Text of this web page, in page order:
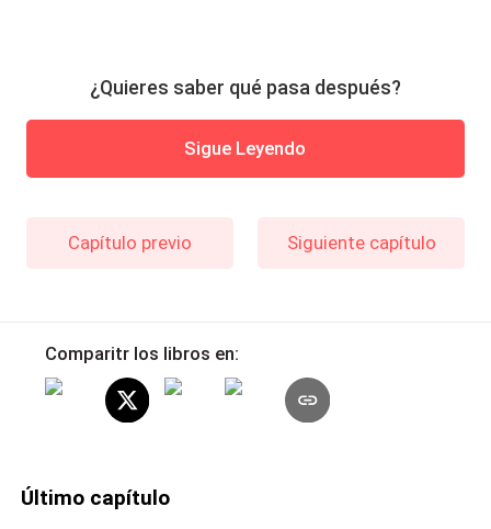
¿Quieres saber qué pasa después?
Sigue Leyendo
Capítulo previo Siguiente capítulo
Comparitr los libros en:
Último capítulo